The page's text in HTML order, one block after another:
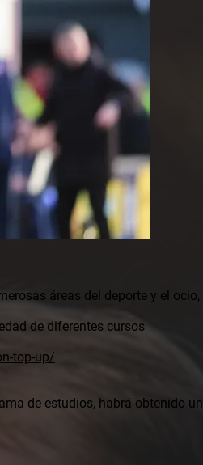
áreas del deporte y el ocio,
de diferentes cursos
top-up/
de estudios, habrá obtenido un